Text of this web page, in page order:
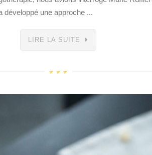
développé une approche ...
LIRE LA SUITE